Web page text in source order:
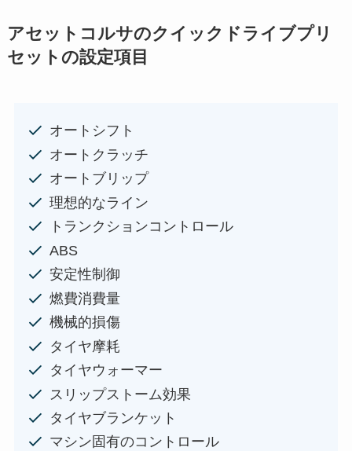
アセットコルサのクイックドライブプリ
セットの設定項目
オートシフト
オートクラッチ
オートブリップ
理想的なライン
トランクションコントロール
ABS
安定性制御
燃費消費量
機械的損傷
タイヤ摩耗
タイヤウォーマー
スリップストーム効果
タイヤブランケット
マシン固有のコントロール